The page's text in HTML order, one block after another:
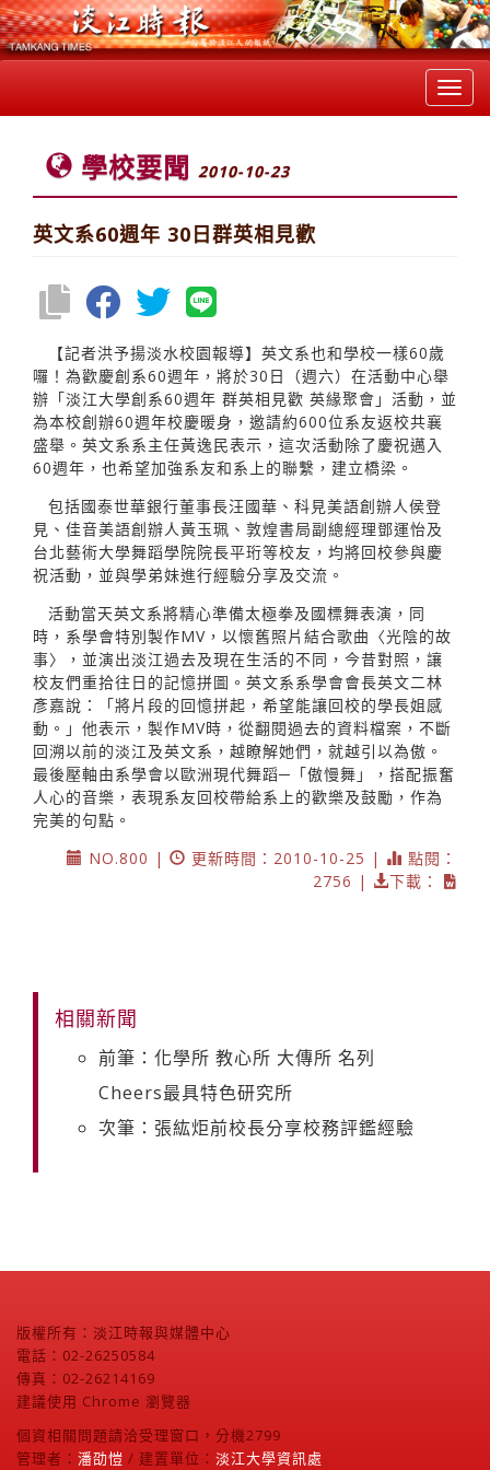
學校要聞 2010-10-23
英文系60週年 30日群英相見歡
【記者洪予揚淡水校園報導】英文系也和學校一樣60歲
囉！為歡慶創系60週年，將於30日（週六）在活動中心舉
辦「淡江大學創系60週年 群英相見歡 英緣聚會」活動，並
為本校創辦60週年校慶暖身，邀請約600位系友返校共襄
盛舉。英文系系主任黃逸民表示，這次活動除了慶祝邁入
60週年，也希望加強系友和系上的聯繫，建立橋梁。
包括國泰世華銀行董事長汪國華、科見美語創辦人侯登
見、佳音美語創辦人黃玉珮、敦煌書局副總經理鄧運怡及
台北藝術大學舞蹈學院院長平珩等校友，均將回校參與慶
祝活動，並與學弟妹進行經驗分享及交流。
活動當天英文系將精心準備太極拳及國標舞表演，同
時，系學會特別製作MV，以懷舊照片結合歌曲〈光陰的故
事〉，並演出淡江過去及現在生活的不同，今昔對照，讓
校友們重拾往日的記憶拼圖。英文系系學會會長英文二林
彥嘉說：「將片段的回憶拼起，希望能讓回校的學長姐感
動。」他表示，製作MV時，從翻閱過去的資料檔案，不斷
回溯以前的淡江及英文系，越瞭解她們，就越引以為傲。
最後壓軸由系學會以歐洲現代舞蹈─「傲慢舞」，搭配振奮
人心的音樂，表現系友回校帶給系上的歡樂及鼓勵，作為
完美的句點。
NO.800 |
更新時間：2010-10-25 |
點閱：
2756 |
下載：
相關新聞
前筆：化學所 教心所 大傳所 名列
Cheers最具特色研究所
次筆：張紘炬前校長分享校務評鑑經驗
版權所有：淡江時報與媒體中心
電話：02-26250584
傳真：02-26214169
建議使用 Chrome 瀏覽器
個資相關問題請洽受理窗口，分機2799
管理者： 潘劭愷 / 建置單位： 淡江大學資訊處